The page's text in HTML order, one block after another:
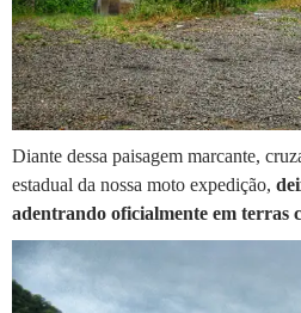
Diante dessa paisagem marcante,
estadual da nossa moto expedição,
adentrando oficialmente em terras